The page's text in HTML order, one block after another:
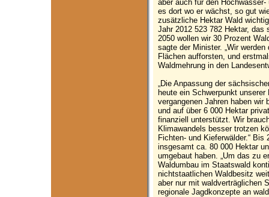
aber auch für den
es dort wo er wächst, so gut
zusätzliche Hektar Wald
Jahr 2012 523 782 Hektar, das
2050 wollen wir 30 Prozent
sagte der Minister. „Wir
Flächen aufforsten, und
Waldmehrung in den
„Die Anpassung der
heute ein Schwerpunkt
vergangenen Jahren haben wir
und auf über 6 000 Hektar
finanziell unterstützt. Wir
Klimawandels besser trotzen
Fichten- und Kieferwälder.“
insgesamt ca. 80 000 Hektar
umgebaut haben. „Um das zu
Waldumbau im Staatswald
nichtstaatlichen Waldbesitz
aber nur mit waldverträglichen
regionale Jagdkonzepte an